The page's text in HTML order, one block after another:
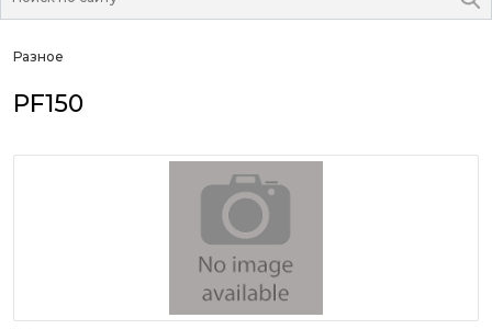
Разное
PF150